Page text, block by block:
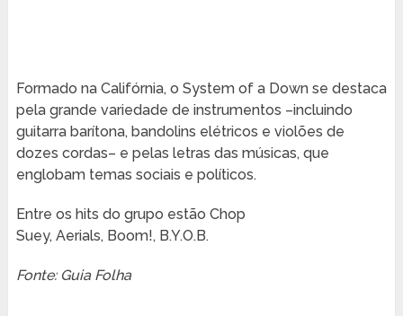
Formado na Califórnia, o System of a Down se destaca
pela grande variedade de instrumentos –incluindo
guitarra barítona, bandolins elétricos e violões de
dozes cordas– e pelas letras das músicas, que
englobam temas sociais e políticos.
Entre os hits do grupo estão Chop
Suey, Aerials, Boom!, B.Y.O.B.
Fonte: Guia Folha